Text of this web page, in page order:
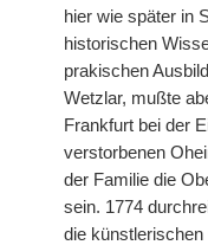
hier wie später in
historischen
prakischen
Wetzlar, mußte
Frankfurt bei der
verstorbenen
der Familie die
sein. 1774
die